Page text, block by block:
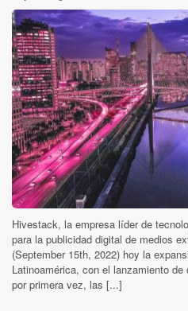
Hivestack, la empresa líder de
para la publicidad digital de medios
(September 15th, 2022) hoy la
Latinoamérica, con el lanzamiento
por primera vez, las [...]